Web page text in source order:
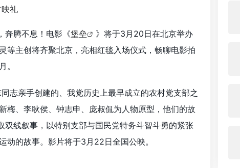
奔腾不息！电影《堡垒
》将于3月20日在北京举办
等主创将齐聚北京，亮相红毯入场仪式，畅聊电影拍
。
志亲手创建的、我党历史上最早成立的农村党支部之
、李耿侯、钟志申、庞叔侃为人物原型，他们的故
双线叙事，以特别支部与国民党特务斗智斗勇的紧张
动的故事。影片将于3月22日全国公映。